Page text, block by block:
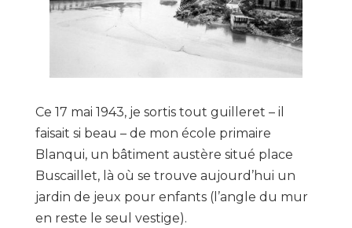
Ce 17 mai 1943, je sortis tout guilleret – il
faisait si beau – de mon école primaire
Blanqui, un bâtiment austère situé place
Buscaillet, là où se trouve aujourd’hui un
jardin de jeux pour enfants (l’angle du mur
en reste le seul vestige).